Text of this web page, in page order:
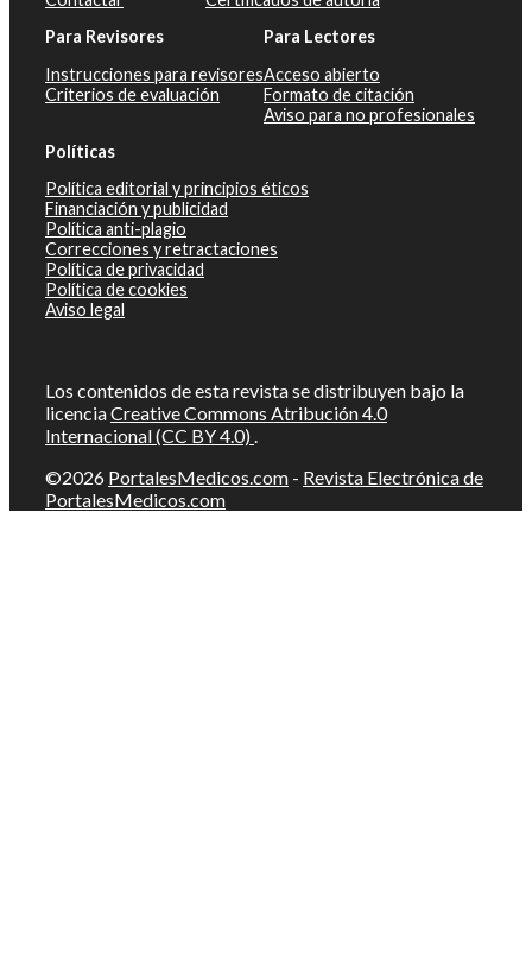
Para Revisores
Instrucciones para revisores
Criterios de evaluación
Para Lectores
Acceso abierto
Formato de citación
Aviso para no profesionales
Políticas
Política editorial y principios éticos
Financiación y publicidad
Política anti-plagio
Correcciones y retractaciones
Política de privacidad
Política de cookies
Aviso legal
Los contenidos de esta revista se distribuyen bajo la
licenciaCreative Commons Atribución 4.0
Internacional (CC BY 4.0)
©2026 PortalesMedicos.com - Revista Electrónica de
PortalesMedicos.com